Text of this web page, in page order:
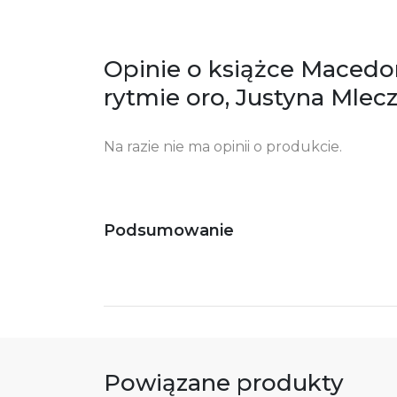
Ostrzeżenia oraz informacje dotyczące
bezpieczeństwa:
Opinie o książce
rytmie oro, Justyna
Na razie nie ma opinii o produkcie.
Podsumowanie
Powiązane produkty